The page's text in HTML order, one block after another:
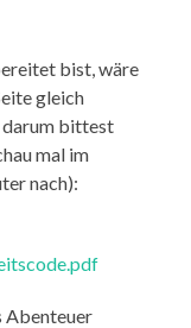
bist, wäre
gleich
darum bittest
mal im
nach):
Abenteuer